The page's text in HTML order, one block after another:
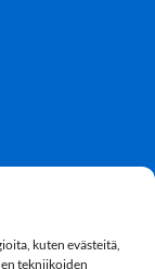
kuten evästeitä,
tekniikoiden